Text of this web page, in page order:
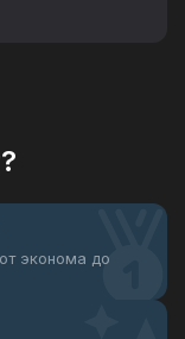
от эконома до